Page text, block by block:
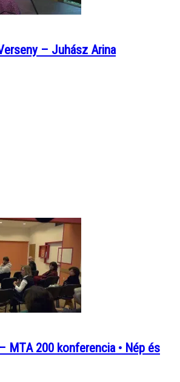
– Juhász Arina
MTA 200 konferencia • Nép és